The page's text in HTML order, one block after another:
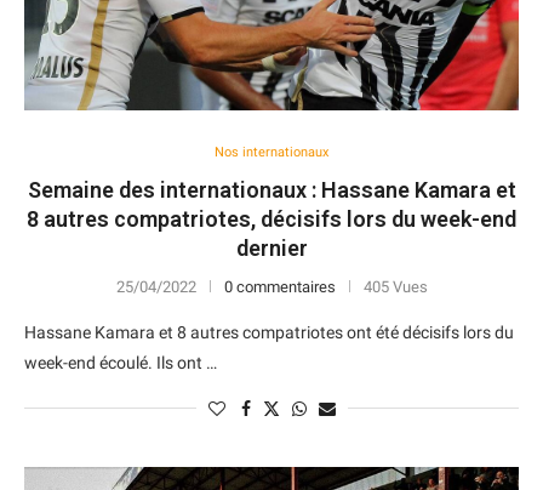
Nos internationaux
Semaine des internationaux : Hassane Kamara et
8 autres compatriotes, décisifs lors du week-end
dernier
25/04/2022 0 commentaires 405 Vues
Hassane Kamara et 8 autres compatriotes ont été décisifs lors du
week-end écoulé. Ils ont …